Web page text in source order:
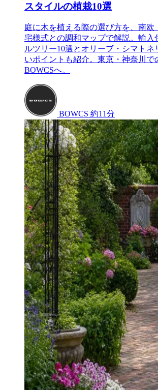
スタイルの植栽10選
庭に木を植える際の選び方を、南欧
宅様式との調和マップで解説。輸入
ルツリー10選とオリーブ・シマトネ
いポイントも紹介。東京・神奈川で
BOWCSへ。
BOWCS 約11分